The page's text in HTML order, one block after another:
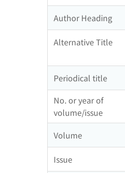
Author Heading
Alternative Title
Periodical title
No. or year of
volume/issue
Volume
Issue